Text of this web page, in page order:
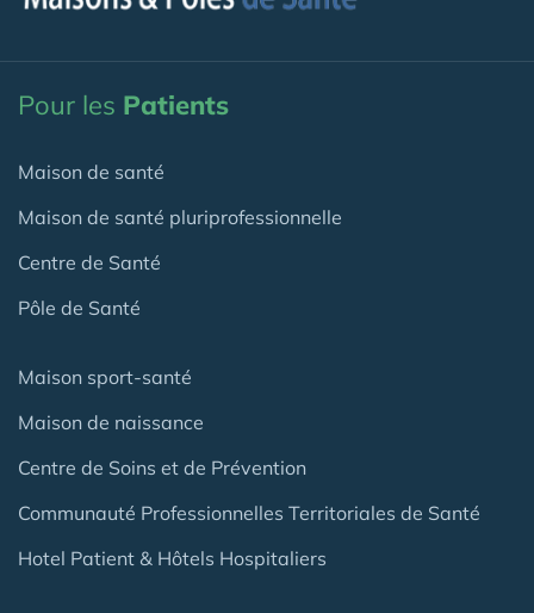
Pour les Patients
Maison de santé
Maison de santé pluriprofessionnelle
Centre de Santé
Pôle de Santé
Maison sport-santé
Maison de naissance
Centre de Soins et de Prévention
Communauté Professionnelles Territoriales de Santé
Hotel Patient & Hôtels Hospitaliers